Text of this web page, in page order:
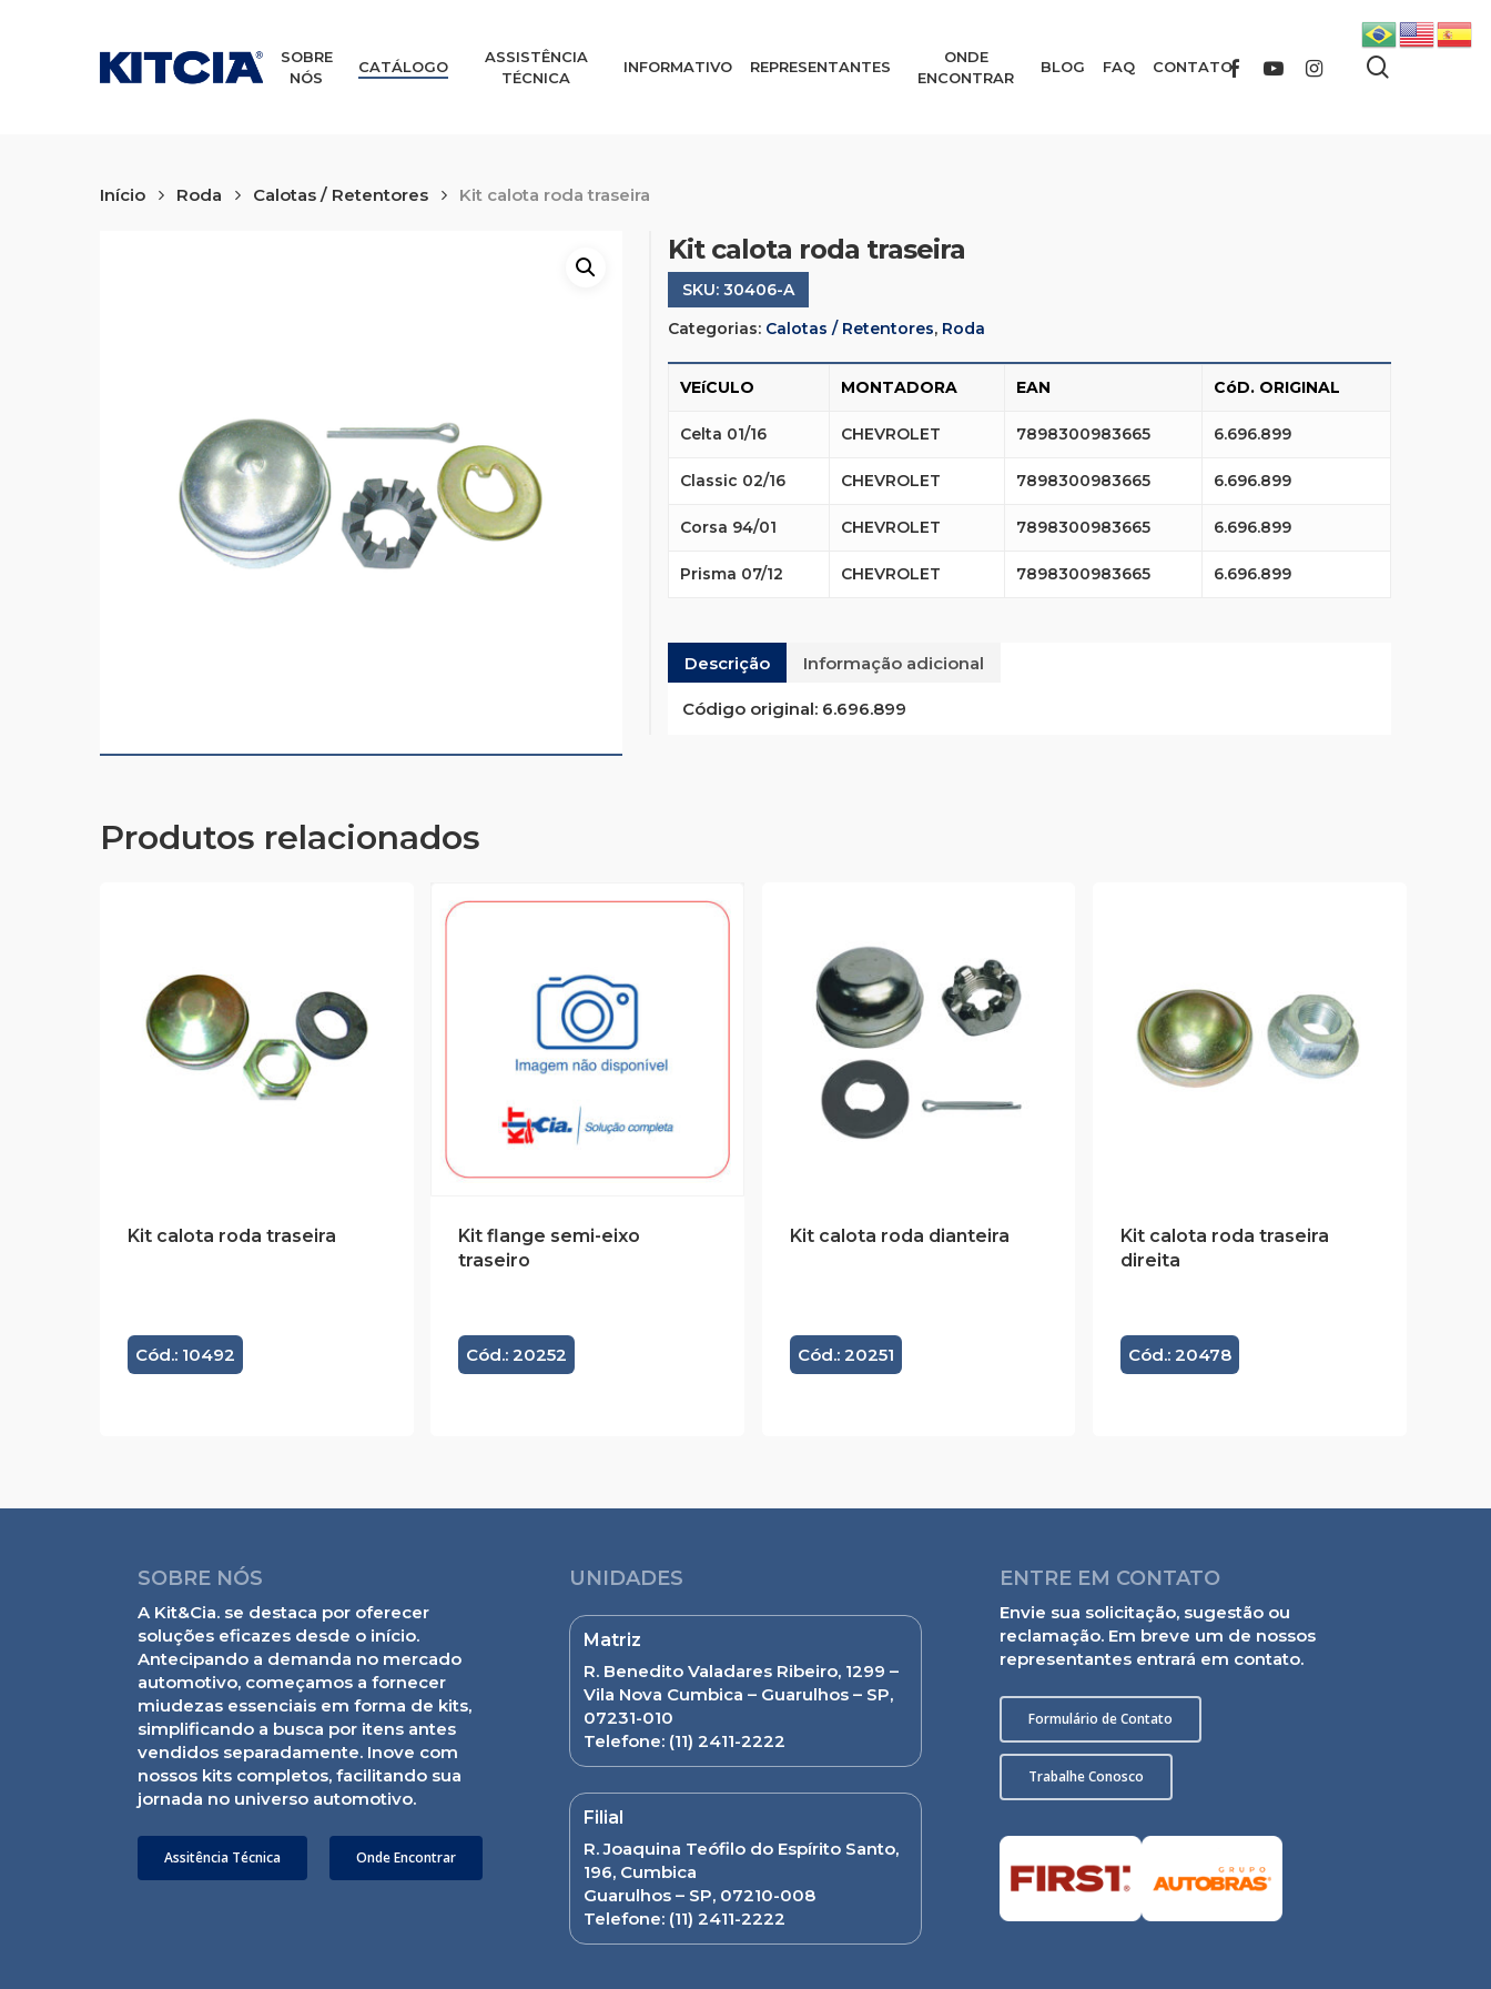
SOBRE
NÓS
CATÁLOGO
ASSISTÊNCIA
TÉCNICA
INFORMATIVO REPRESENTANTES
ONDE
ENCONTRAR
BLOG FAQ CONTATOFACEBOOKYOUTUBEINSTAGRAM
Início Roda Calotas / Retentores Kit calota roda traseira
Kit calota roda traseira
SKU: 30406-A
Categorias: Calotas / Retentores, Roda
VEíCULO MONTADORA EAN CóD. ORIGINAL
Celta 01/16 CHEVROLET 7898300983665 6.696.899
Classic 02/16 CHEVROLET 7898300983665 6.696.899
Corsa 94/01 CHEVROLET 7898300983665 6.696.899
Prisma 07/12 CHEVROLET 7898300983665 6.696.899
Descrição Informação adicional
Código original:6.696.899
Produtos relacionados
Kit calota roda traseira
Cód.: 10492
Kit flange semi-eixo
traseiro
Cód.: 20252
Kit calota roda dianteira
Cód.: 20251
Kit calota roda traseira
direita
Cód.: 20478
SOBRE NÓS
A Kit&Cia. se destaca por oferecer
soluções eficazes desde o início.
Antecipando a demanda no mercado
automotivo, começamos a fornecer
miudezas essenciais em forma de kits,
simplificando a busca por itens antes
vendidos separadamente. Inove com
nossos kits completos, facilitando sua
jornada no universo automotivo.
Assitência Técnica Onde Encontrar
UNIDADES
Matriz
R. Benedito Valadares Ribeiro, 1299 –
Vila Nova Cumbica – Guarulhos – SP,
07231-010
Telefone: (11) 2411-2222
Filial
R. Joaquina Teófilo do Espírito Santo,
196, Cumbica
Guarulhos – SP, 07210-008
Telefone: (11) 2411-2222
ENTRE EM CONTATO
Envie sua solicitação, sugestão ou
reclamação. Em breve um de nossos
representantes entrará em contato.
Formulário de Contato
Trabalhe Conosco